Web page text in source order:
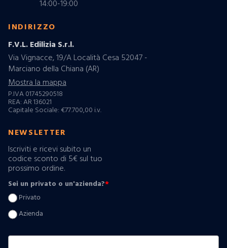
14:00-19:00
INDIRIZZO
F.V.L. Edilizia S.r.l.
Via Vignacce, 19/A Località Cesa 52047 -
Marciano della Chiana (AR)
Mostra la mappa
P.IVA 01745290518
REA: AR 136021
Capitale Sociale: €77.700,00 i.v.
NEWSLETTER
Iscriviti e ricevi subito un
codice sconto di 5€ sul tuo
prossimo ordine.
Sei un privato o un'azienda?*
Privato
Azienda